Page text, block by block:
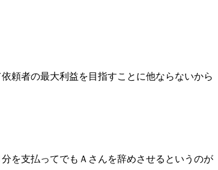
頼者の最大利益を目指すことに他ならないから
を支払ってでもＡさんを辞めさせるというのが